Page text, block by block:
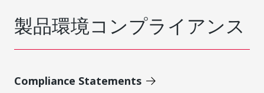
製品環境コンプライアンス
Compliance Statements